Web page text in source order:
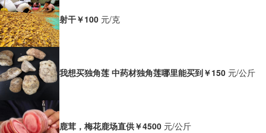
射干￥100 元/克
我想买独角莲 中药材独角莲哪里能买到￥150 元/公斤
鹿茸，梅花鹿场直供￥4500 元/公斤